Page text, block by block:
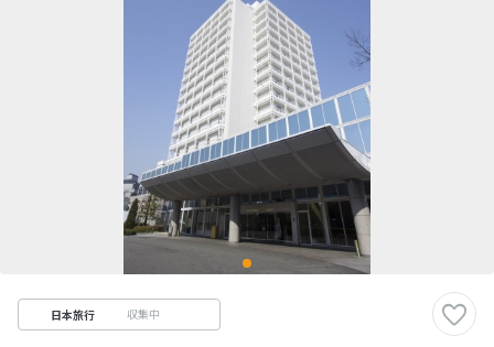
日本旅行 収集中